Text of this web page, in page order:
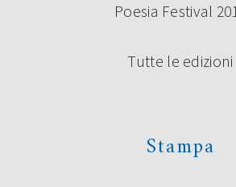
Poesia Festival
Tutte le edizioni
Stampa